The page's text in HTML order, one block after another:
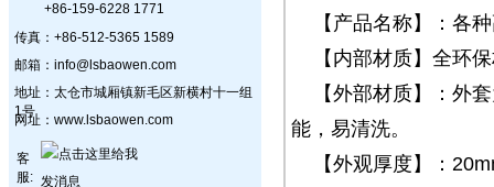
+86-159-6228 1771
传真：+86-512-5365 1589
邮箱：info@lsbaowen.com
地址：太仓市城厢镇新毛区新横村十一组
1号
网址：www.lsbaowen.com
客
服:
【产品名称】：各
【内部材质】全环
【外部材质】：外
能，易清洗。
【外观厚度】：